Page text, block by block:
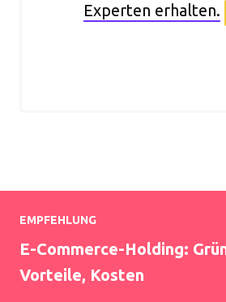
Experten erhalten.
EMPFEHLUNG
E-Commerce-Holding:
Vorteile, Kosten